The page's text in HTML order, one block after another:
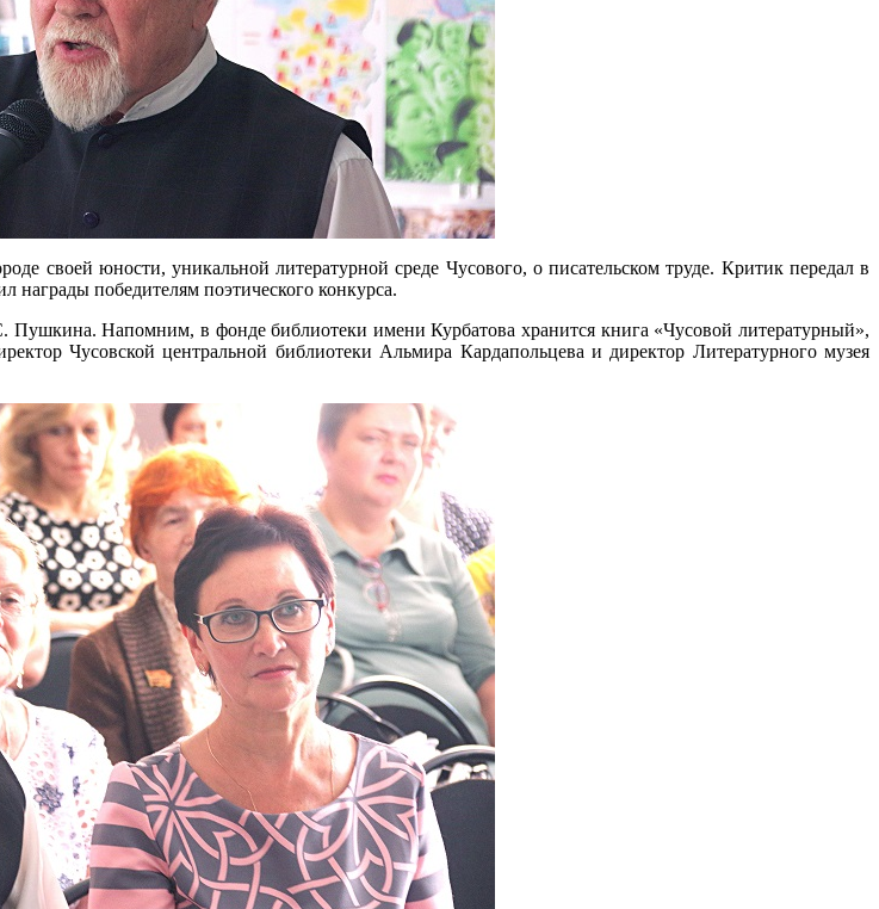
своей юности, уникальной литературной среде Чусового, о писательском труде. Критик передал в
победителям поэтического конкурса.
Напомним, в фонде библиотеки имени Курбатова хранится книга «Чусовой литературный»,
Чусовской центральной библиотеки Альмира Кардапольцева и директор Литературного музея